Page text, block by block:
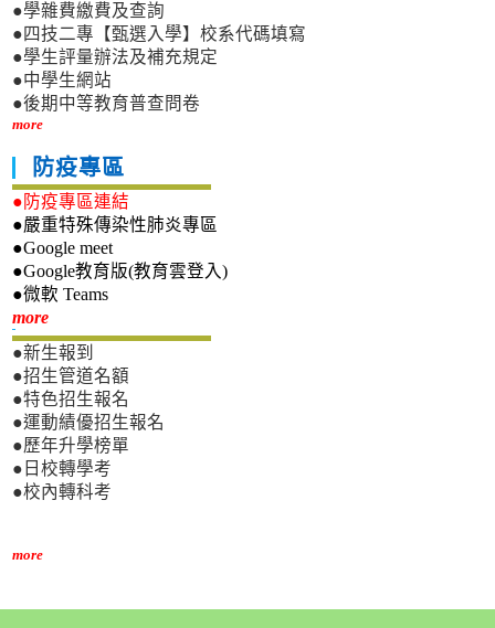
●學雜費繳費及查詢
●四技二專【甄選入學】校系代碼填寫
●學生評量辦法及補充規定
●中學生網站
●後期中等教育普查問卷
more
防疫專區
●防疫專區連結
●嚴重特殊傳染性肺炎專區
●Google meet
●Google教育版(教育雲登入)
●微軟 Teams
more新生專區
●新生報到
●招生管道名額
●特色招生報名
●運動績優招生報名
●歷年升學榜單
●日校轉學考
●校內轉科考
more